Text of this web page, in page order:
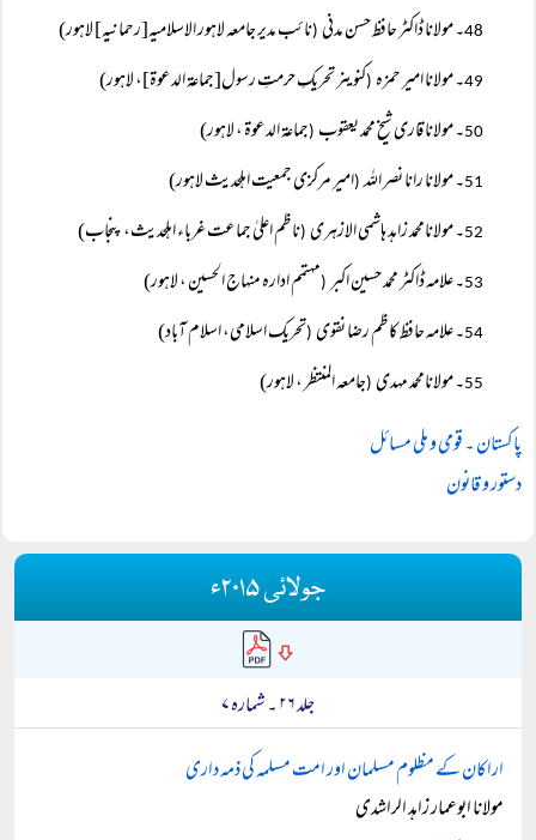
48۔ مولانا ڈاکٹر حافظ حسن مدنی (نائب مدیر جامعہ لاہور الاسلامیہ[رحمانیہ] لاہور)
49۔ مولانا امیر حمزہ (کنوینر تحریکِ حرمتِ رسول[جماعۃ الدعوۃ]، لاہور)
50۔ مولانا قاری شیخ محمد یعقوب (جماعۃ الدعوۃ ، لاہور)
51۔ مولانا رانا نصر اللہ(امیر مرکزی جمعیت اہلحدیث لاہور)
52۔ مولانامحمد زاہد ہاشمی الازہری (ناظم اعلیٰ جماعت غرباء اہلحدیث، پنجاب)
53۔ علامہ ڈاکٹر محمد حسین اکبر ( مہتمم ادارہ منہاج الحسین ، لاہور)
54۔ علامہ حافظ کاظم رضا نقوی (تحریک اسلامی، اسلام آباد)
55۔ مولانامحمد مہدی (جامعہ المنتظر ، لاہور)
پاکستان ۔ قومی و ملی مسائل
دستور و قانون
جولائی ۲۰۱۵ء
جلد ۲۶ ۔ شمارہ ۷
اراکان کے مظلوم مسلمان اور امت مسلمہ کی ذمہ داری
مولانا ابوعمار زاہد الراشدی